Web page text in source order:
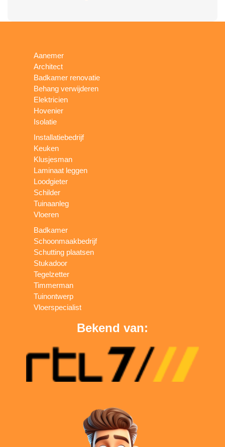
Aanemer
Architect
Badkamer renovatie
Behang verwijderen
Elektricien
Hovenier
Isolatie
Installatiebedrijf
Keuken
Klusjesman
Laminaat leggen
Loodgieter
Schilder
Tuinaanleg
Vloeren
Badkamer
Schoonmaakbedrijf
Schutting plaatsen
Stukadoor
Tegelzetter
Timmerman
Tuinontwerp
Vloerspecialist
Bekend van: